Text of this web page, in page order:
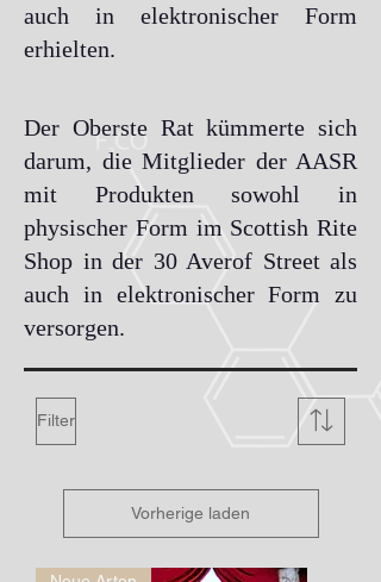
auch in elektronischer Form
erhielten.
Der Oberste Rat kümmerte sich
darum, die Mitglieder der AASR
mit Produkten sowohl in
physischer Form im Scottish Rite
Shop in der 30 Averof Street als
auch in elektronischer Form zu
versorgen.
Filter
Vorherige laden